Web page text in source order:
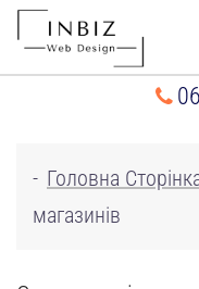
Перейти
- Головна
магазинів